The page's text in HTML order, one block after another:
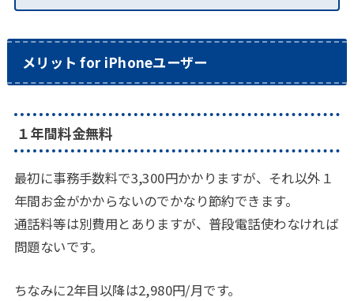
メリット for iPhoneユーザー
１年間料金無料
最初に事務手数料で3,300円かかりますが、それ以外１
年間お金がかからないのでかなり節約できます。
通話料等は別費用とありますが、普段電話使わなければ
問題ないです。
ちなみに2年目以降は2,980円/月です。